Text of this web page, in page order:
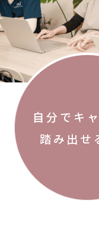
自分でキ
踏み出せ